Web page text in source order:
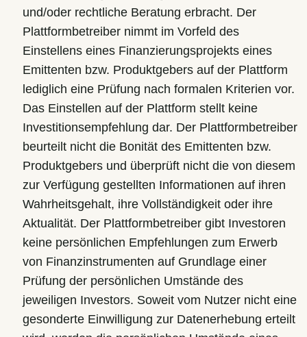
und/oder rechtliche Beratung erbracht. Der
Plattformbetreiber nimmt im Vorfeld des
Einstellens eines Finanzierungsprojekts eines
Emittenten bzw. Produktgebers auf der Plattform
lediglich eine Prüfung nach formalen Kriterien vor.
Das Einstellen auf der Plattform stellt keine
Investitionsempfehlung dar. Der Plattformbetreiber
beurteilt nicht die Bonität des Emittenten bzw.
Produktgebers und überprüft nicht die von diesem
zur Verfügung gestellten Informationen auf ihren
Wahrheitsgehalt, ihre Vollständigkeit oder ihre
Aktualität. Der Plattformbetreiber gibt Investoren
keine persönlichen Empfehlungen zum Erwerb
von Finanzinstrumenten auf Grundlage einer
Prüfung der persönlichen Umstände des
jeweiligen Investors. Soweit vom Nutzer nicht eine
gesonderte Einwilligung zur Datenerhebung erteilt